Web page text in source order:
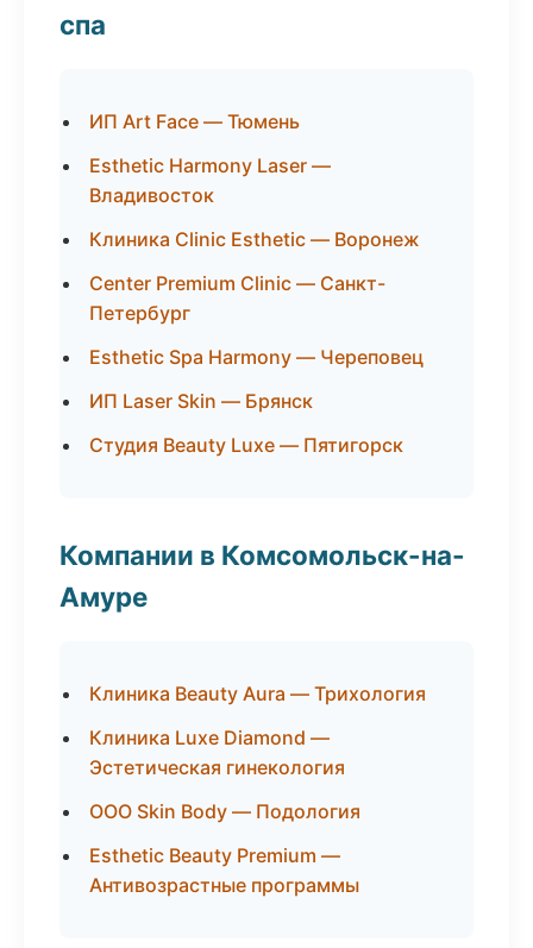
спа
ИП Art Face — Тюмень
Esthetic Harmony Laser —
Владивосток
Клиника Clinic Esthetic — Воронеж
Center Premium Clinic — Санкт-
Петербург
Esthetic Spa Harmony — Череповец
ИП Laser Skin — Брянск
Студия Beauty Luxe — Пятигорск
Компании в Комсомольск-на-
Амуре
Клиника Beauty Aura — Трихология
Клиника Luxe Diamond —
Эстетическая гинекология
ООО Skin Body — Подология
Esthetic Beauty Premium —
Антивозрастные программы